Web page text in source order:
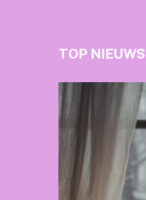
TOP NIEUWS